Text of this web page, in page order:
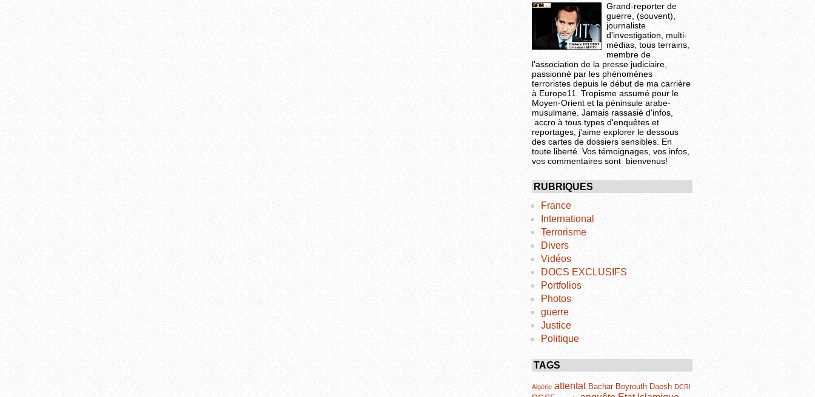
Grand-reporter de
guerre, (souvent),
journaliste
d'investigation, multi-
médias, tous terrains,
membre de
l'association de la presse judiciaire,
passionné par les phénomènes
terroristes depuis le début de ma carrière
à Europe11. Tropisme assumé pour le
Moyen-Orient et la péninsule arabe-
musulmane. Jamais rassasié d'infos,
accro à tous types d'enquêtes et
reportages, j'aime explorer le dessous
des cartes de dossiers sensibles. En
toute liberté. Vos témoignages, vos infos,
vos commentaires sont bienvenus!
RUBRIQUES
France
International
Terrorisme
Divers
Vidéos
DOCS EXCLUSIFS
Portfolios
Photos
guerre
Justice
Politique
TAGS
Algérie attentat Bachar Beyrouth Daesh DCRI